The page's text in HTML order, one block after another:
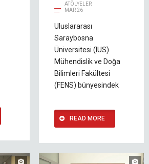
ATÖLYELER
MAR 26
Uluslararası
Saraybosna
Üniversitesi (IUS)
Mühendislik ve Doğa
Bilimleri Fakültesi
(FENS) bünyesindek
READ MORE